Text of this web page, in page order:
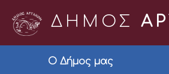
ΔΗΜΟΣ
Ο Δήμος μας